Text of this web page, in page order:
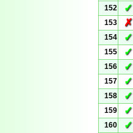
152
✓
153
✗
154
✓
155
✓
156
✓
157
✓
158
✓
159
✓
160
✓